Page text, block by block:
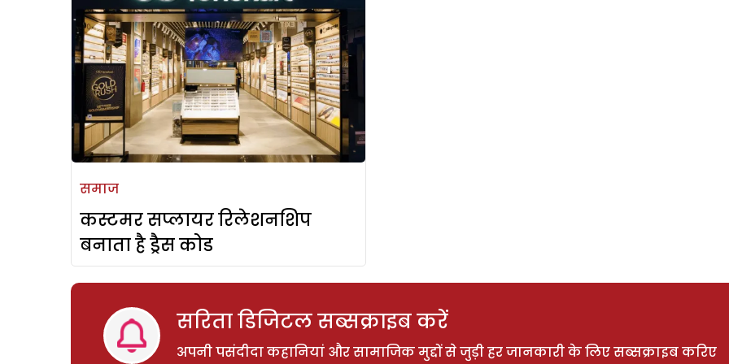
समाज
कस्टमर सप्लायर रिलेशनशिप
बनाता है ड्रैस कोड
सरिता डिजिटल सब्सक्राइब करें
अपनी पसंदीदा कहानियां और सामाजिक मुद्दों से जुड़ी हर जानकारी के लिए सब्सक्राइब करिए